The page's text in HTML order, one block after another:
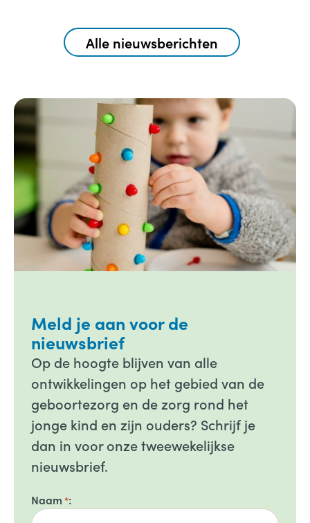
Alle nieuwsberichten
Meld je aan voor de
nieuwsbrief
Op de hoogte blijven van alle
ontwikkelingen op het gebied van de
geboortezorg en de zorg rond het
jonge kind en zijn ouders? Schrijf je
dan in voor onze tweewekelijkse
nieuwsbrief.
Naam *